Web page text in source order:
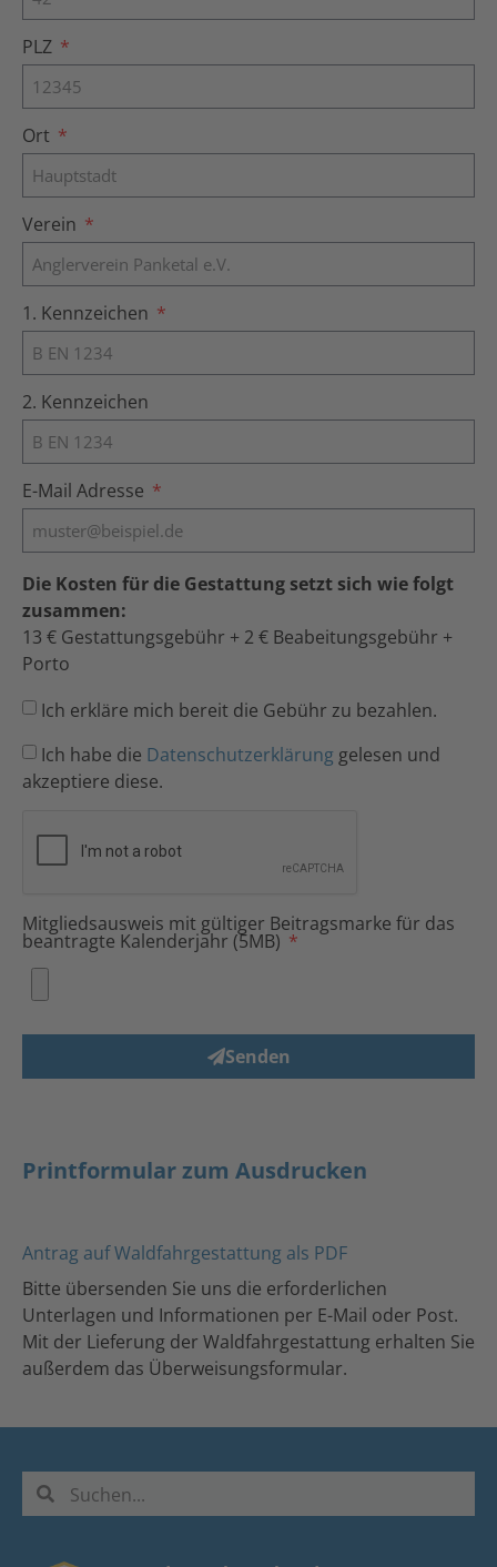
PLZ
Ort
Verein
1. Kennzeichen
2. Kennzeichen
E-Mail Adresse
Die Kosten für die Gestattung setzt sich wie folgt
zusammen:
13 € Gestattungsgebühr + 2 € Beabeitungsgebühr +
Porto
Ich erkläre mich bereit die Gebühr zu bezahlen.
Ich habe die Datenschutzerklärung gelesen und
akzeptiere diese.
Mitgliedsausweis mit gültiger Beitragsmarke für das
beantragte Kalenderjahr (5MB)
Senden
Printformular zum Ausdrucken
Antrag auf Waldfahrgestattung als PDF
Bitte übersenden Sie uns die erforderlichen
Unterlagen und Informationen per E-Mail oder Post.
Mit der Lieferung der Waldfahrgestattung erhalten Sie
außerdem das Überweisungsformular.